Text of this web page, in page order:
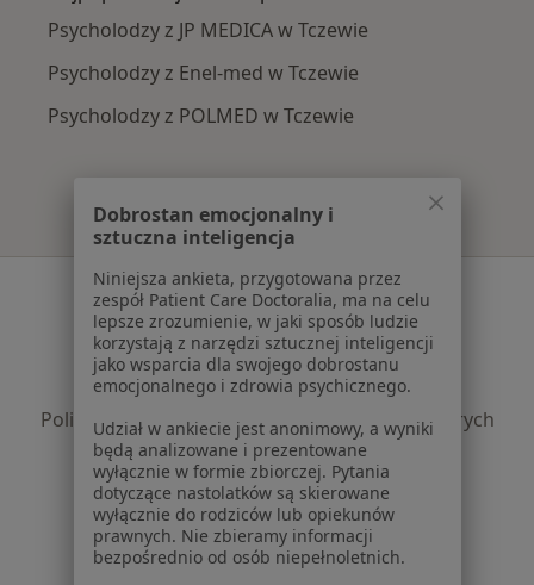
Psycholodzy z JP MEDICA w Tczewie
Psycholodzy z Enel-med w Tczewie
Psycholodzy z POLMED w Tczewie
Serwis
Regulamin
Polityka prywatności pacjentów
Polityka prywatności profesjonalistów
Polityka prywatności dla profesjonalistów, których
dane pozyskaliśmy samodzielnie
Polityka cookies
Jak działają wyniki wyszukiwania
Dostępność
O nas
Dobrostan emocjonalny i
sztuczna inteligencja
Niniejsza ankieta, przygotowana przez
zespół Patient Care Doctoralia, ma na celu
lepsze zrozumienie, w jaki sposób ludzie
korzystają z narzędzi sztucznej inteligencji
jako wsparcia dla swojego dobrostanu
emocjonalnego i zdrowia psychicznego.
Udział w ankiecie jest anonimowy, a wyniki
będą analizowane i prezentowane
wyłącznie w formie zbiorczej. Pytania
dotyczące nastolatków są skierowane
wyłącznie do rodziców lub opiekunów
prawnych. Nie zbieramy informacji
bezpośrednio od osób niepełnoletnich.